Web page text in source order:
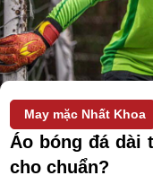
May mặc Nhất Khoa
Áo bóng đá dài
cho chuẩn?